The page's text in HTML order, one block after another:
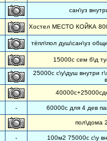
сан\уз
Хостел МЕСТО КОЙКА
тёпл\пол душ\сан\уз
15000с сем б\д
25000с с\у\душ внутри
- 60000с для 4 дев
пол\дома
- 100м2 75000с с\у